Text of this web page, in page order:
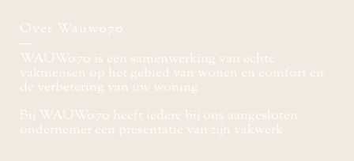
Over Wauw070
WAUW070 is een samenwerking van echte
vakmensen op het gebied van wonen en comfort en
de verbetering van uw woning
Bij WAUW070 heeft iedere bij ons aangesloten
ondernemer een presentatie van zijn vakwerk